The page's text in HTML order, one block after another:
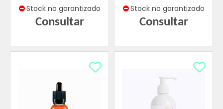
Stock no garantizado
Consultar
Stock no garantizado
Consultar